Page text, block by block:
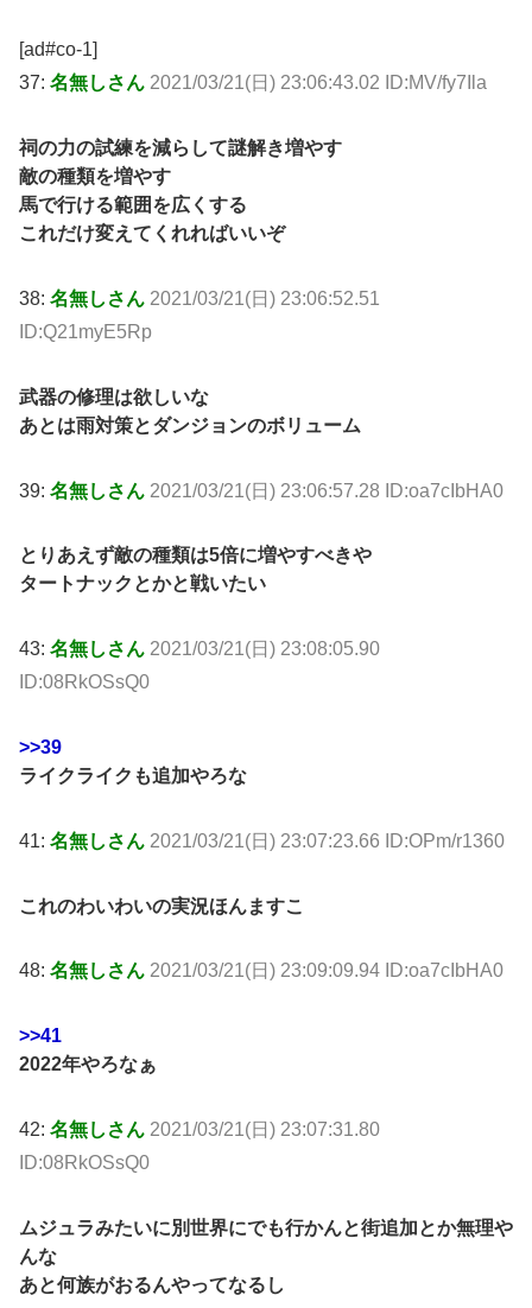
[ad#co-1]
37: 名無しさん 2021/03/21(日) 23:06:43.02 ID:MV/fy7Ila
祠の力の試練を減らして謎解き増やす
敵の種類を増やす
馬で行ける範囲を広くする
これだけ変えてくれればいいぞ
38: 名無しさん 2021/03/21(日) 23:06:52.51
ID:Q21myE5Rp
武器の修理は欲しいな
あとは雨対策とダンジョンのボリューム
39: 名無しさん 2021/03/21(日) 23:06:57.28 ID:oa7cIbHA0
とりあえず敵の種類は5倍に増やすべきや
タートナックとかと戦いたい
43: 名無しさん 2021/03/21(日) 23:08:05.90
ID:08RkOSsQ0
>>39
ライクライクも追加やろな
41: 名無しさん 2021/03/21(日) 23:07:23.66 ID:OPm/r1360
これのわいわいの実況ほんますこ
48: 名無しさん 2021/03/21(日) 23:09:09.94 ID:oa7cIbHA0
>>41
2022年やろなぁ
42: 名無しさん 2021/03/21(日) 23:07:31.80
ID:08RkOSsQ0
ムジュラみたいに別世界にでも行かんと街追加とか無理や
んな
あと何族がおるんやってなるし